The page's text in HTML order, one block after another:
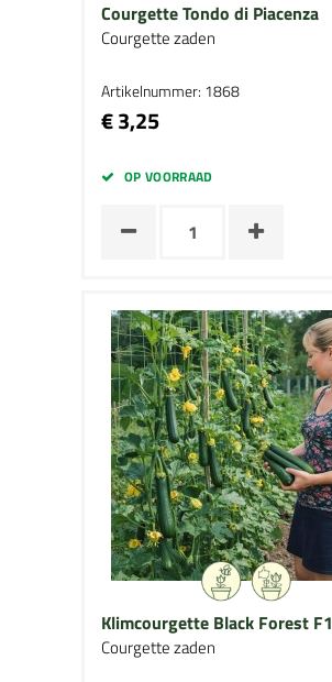
Courgette Tondo di Piacenza
Courgette zaden
Artikelnummer: 1868
€ 3,25
OP VOORRAAD
Klimcourgette Black Forest F1
Courgette zaden